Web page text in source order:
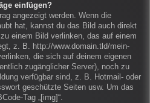
einfügen?
angezeigt werden. Wenn die
hat, kannst du das Bild auch direkt
einem Bild verlinken, das auf einem
z. B. http://www.domain.tld/mein-
die sich auf deinem eigenen
zugänglicher Server), noch zu
verfügbar sind, z. B. Hotmail- oder
geschützte Seiten usw. Um das
Tag „[img]“.